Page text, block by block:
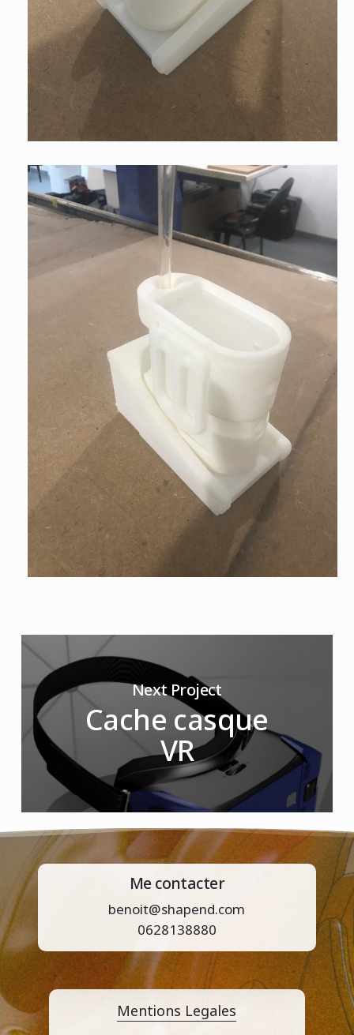
Next Project
Cache casque
VR
Me contacter
benoit@shapend.com
0628138880
Mentions Legales